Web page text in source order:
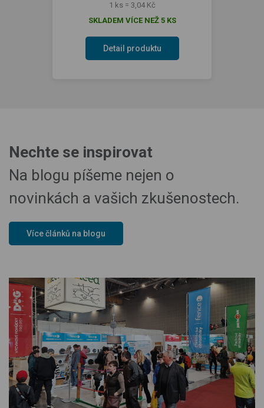
1 ks = 3,04 Kč
SKLADEM VÍCE NEŽ 5 KS
Detail produktu
Nechte se inspirovat
Na blogu píšeme nejen o
novinkách a vašich zkušenostech.
Více článků na blogu